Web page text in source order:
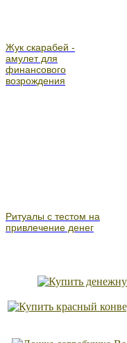
Жук скарабей -
амулет для
финансового
возрождения
Ритуалы с тестом на
привлечение денег